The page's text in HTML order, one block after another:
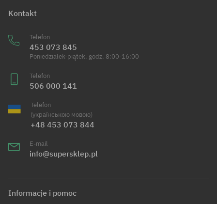
Kontakt
Telefon
453 073 845
Poniedziałek-piątek, godz. 8:00-16:00
Telefon
506 000 141
Telefon
(українською мовою)
+48 453 073 844
E-mail
info@supersklep.pl
Informacje i pomoc